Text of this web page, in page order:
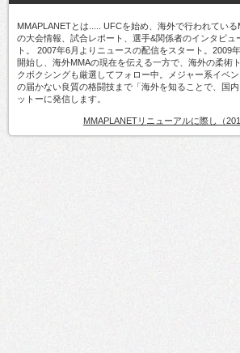
MMAPLANETとは..... UFCを始め、海外で行われている
の大会情報、試合レポート、選手&関係者のインタビュ
ト。 2007年6月よりニュースの配信をスタート。2009
開始し、海外MMAの現在を伝える一方で、海外の柔術
クボクシングも厳選してフォロー中。メジャー系イベ
の届かない良質の格闘技まで「海外を知ることで、国
ットーに発信します。
MMAPLANETリニューアルに際し（